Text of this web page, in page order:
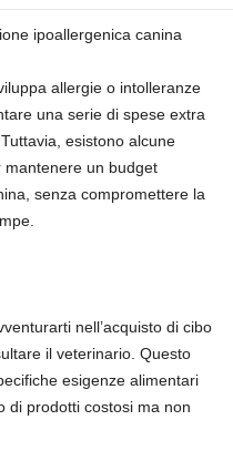
ipoallergenica canina
allergie o intolleranze
una serie di spese extra
esistono alcune
un budget
senza compromettere la
nell’acquisto di cibo
il veterinario. Questo
esigenze alimentari
di prodotti costosi ma non